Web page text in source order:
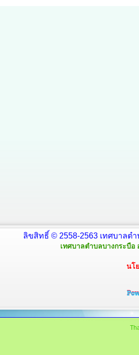
ลิขสิทธิ์ © 2558-2563 เทศบาลต
เทศบาลตำบลบางกระบือ
นโ